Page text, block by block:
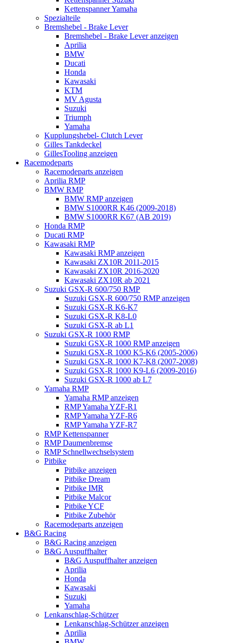
Kettenspanner Yamaha
Spezialteile
Bremshebel - Brake Lever
Bremshebel - Brake Lever anzeigen
Aprilia
BMW
Ducati
Honda
Kawasaki
KTM
MV Agusta
Suzuki
Triumph
Yamaha
Kupplungshebel- Clutch Lever
Gilles Tankdeckel
GillesTooling anzeigen
Racemodeparts
Racemodeparts anzeigen
Aprilia RMP
BMW RMP
BMW RMP anzeigen
BMW S1000RR K46 (2009-2018)
BMW S1000RR K67 (AB 2019)
Honda RMP
Ducati RMP
Kawasaki RMP
Kawasaki RMP anzeigen
Kawasaki ZX10R 2011-2015
Kawasaki ZX10R 2016-2020
Kawasaki ZX10R ab 2021
Suzuki GSX-R 600/750 RMP
Suzuki GSX-R 600/750 RMP anzeigen
Suzuki GSX-R K6-K7
Suzuki GSX-R K8-L0
Suzuki GSX-R ab L1
Suzuki GSX-R 1000 RMP
Suzuki GSX-R 1000 RMP anzeigen
Suzuki GSX-R 1000 K5-K6 (2005-2006)
Suzuki GSX-R 1000 K7-K8 (2007-2008)
Suzuki GSX-R 1000 K9-L6 (2009-2016)
Suzuki GSX-R 1000 ab L7
Yamaha RMP
Yamaha RMP anzeigen
RMP Yamaha YZF-R1
RMP Yamaha YZF-R6
RMP Yamaha YZF-R7
RMP Kettenspanner
RMP Daumenbremse
RMP Schnellwechselsystem
Pitbike
Pitbike anzeigen
Pitbike Dream
Pitbike IMR
Pitbike Malcor
Pitbike YCF
Pitbike Zubehör
Racemodeparts anzeigen
B&G Racing
B&G Racing anzeigen
B&G Auspuffhalter
B&G Auspuffhalter anzeigen
Aprilia
Honda
Kawasaki
Suzuki
Yamaha
Lenkanschlag-Schützer
Lenkanschlag-Schützer anzeigen
Aprilia